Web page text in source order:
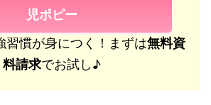
児ポピー
習慣が身につく！まずは無料資
料請求でお試し♪